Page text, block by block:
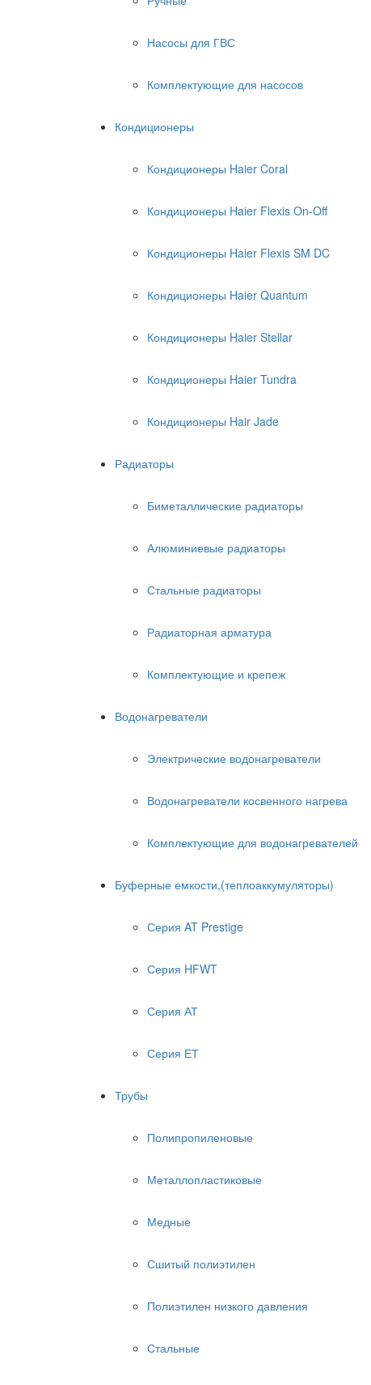
Насосы для ГВС
Комплектующие для насосов
Кондиционеры
Кондиционеры Haier Coral
Кондиционеры Haier Flexis On-Off
Кондиционеры Haier Flexis SM DC
Кондиционеры Haier Quantum
Кондиционеры Haier Stellar
Кондиционеры Haier Tundra
Кондиционеры Hair Jade
Радиаторы
Биметаллические радиаторы
Алюминиевые радиаторы
Стальные радиаторы
Радиаторная арматура
Комплектующие и крепеж
Водонагреватели
Электрические водонагреватели
Водонагреватели косвенного нагрева
Комплектующие для водонагревателей
Буферные емкости,(теплоаккумуляторы)
Серия AT Prestige
Серия HFWT
Серия АТ
Серия ЕТ
Трубы
Полипропиленовые
Металлопластиковые
Медные
Сшитый полиэтилен
Полиэтилен низкого давления
Стальные